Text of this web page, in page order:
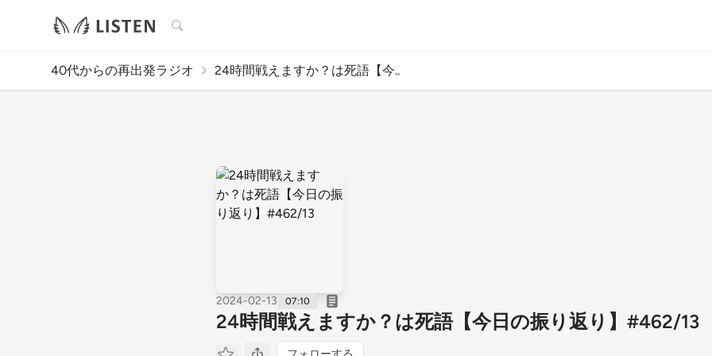
検索
40代からの再出発ラジオ 24時間戦えますか？は死語【今..
2024-02-13 07:10
24時間戦えますか？は死語【今日の振り返り】#462/13